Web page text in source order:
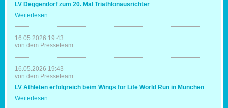
Spaß
Erfolg
LV Deggendorf zum 20. Mal Triathlonausrichter
Weiterlesen …
zum
20.
Mal
16.05.2026 19:43
von dem Presseteam
16.05.2026 19:43
von dem Presseteam
LV Athleten erfolgreich beim Wings for Life World Run in München
Weiterlesen …